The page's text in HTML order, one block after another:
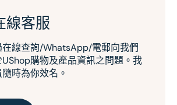
線客服
在線查詢/WhatsApp/電郵向我們
購物及產品資訊之問題。我
時為你效名。